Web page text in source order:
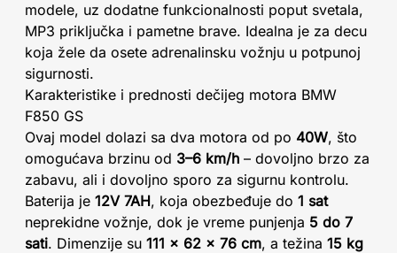
modele, uz dodatne funkcionalnosti poput svetala,
MP3 priključka i pametne brave. Idealna je za decu
koja žele da osete adrenalinsku vožnju u potpunoj
sigurnosti.
Karakteristike i prednosti dečijeg motora BMW
F850 GS
Ovaj model dolazi sa dva motora od po 40W, što
omogućava brzinu od 3–6 km/h – dovoljno brzo za
zabavu, ali i dovoljno sporo za sigurnu kontrolu.
Baterija je 12V 7AH, koja obezbeđuje do 1 sat
neprekidne vožnje, dok je vreme punjenja 5 do 7
sati. Dimenzije su 111 x 62 x 76 cm, a težina 15 kg